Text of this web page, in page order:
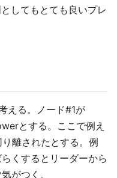
してもとても良いプレ
える。ノード#1が
とする。ここで例え
離されたとする。例
くするとリーダーから
がつく。